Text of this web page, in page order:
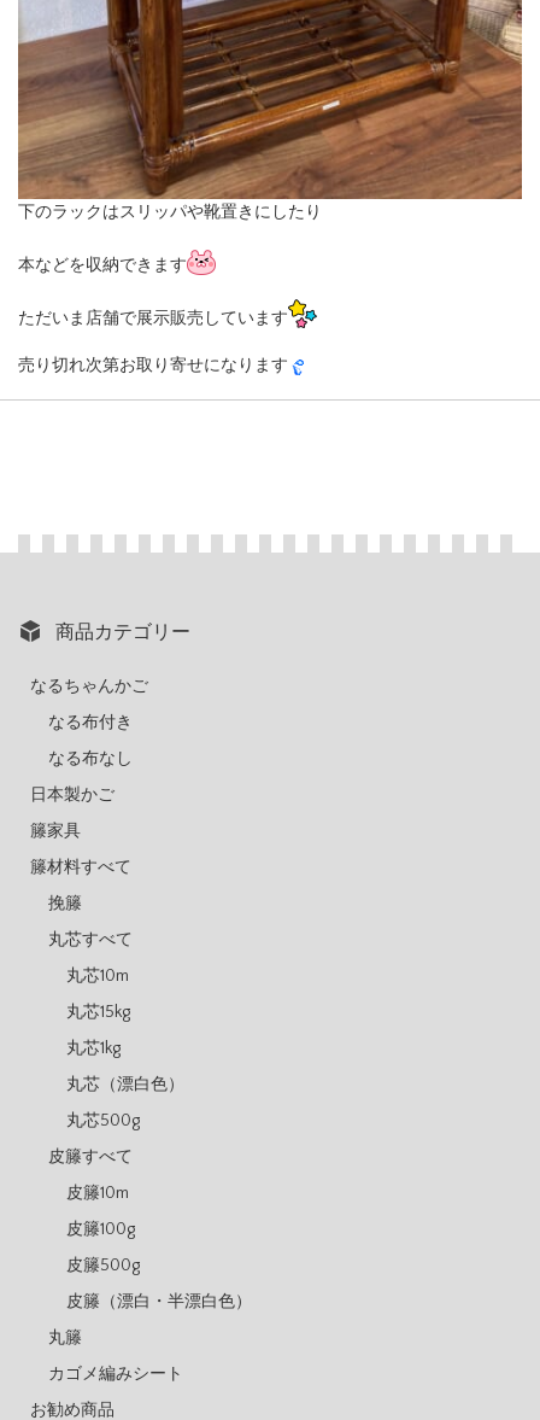
下のラックはスリッパや靴置きにしたり
本などを収納できます
ただいま店舗で展示販売しています
売り切れ次第お取り寄せになります
商品カテゴリー
なるちゃんかご
なる布付き
なる布なし
日本製かご
籐家具
籐材料すべて
挽籐
丸芯すべて
丸芯10m
丸芯15kg
丸芯1kg
丸芯（漂白色）
丸芯500g
皮籐すべて
皮籐10m
皮籐100g
皮籐500g
皮籐（漂白・半漂白色）
丸籐
カゴメ編みシート
お勧め商品